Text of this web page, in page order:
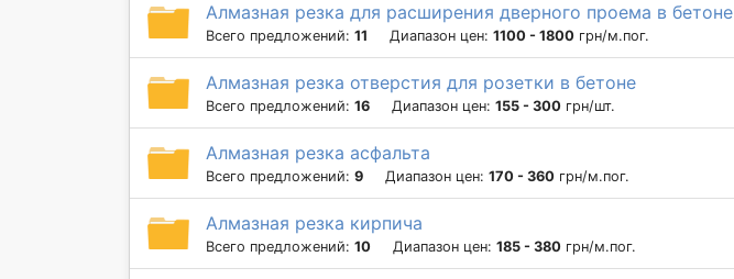
Алмазная резка для расширения дверного проема в бетоне
Всего предложений: 11 Диапазон цен: 1100 - 1800 грн/м.пог.
Алмазная резка отверстия для розетки в бетоне
Всего предложений: 16 Диапазон цен: 155 - 300 грн/шт.
Алмазная резка асфальта
Всего предложений: 9 Диапазон цен: 170 - 360 грн/м.пог.
Алмазная резка кирпича
Всего предложений: 10 Диапазон цен: 185 - 380 грн/м.пог.